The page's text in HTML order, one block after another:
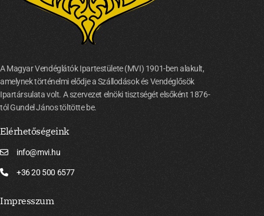
A Magyar Vendéglátók Ipartestülete (MVI) 1901-ben alakult,
amelynek történelmi elődje a Szállodások és Vendéglősök
Ipartársulata volt. A szervezet elnöki tisztségét elsőként 1876-
tól Gundel János töltötte be.
Elérhetőségeink
info@mvi.hu
+36 20 500 6577
Impresszum